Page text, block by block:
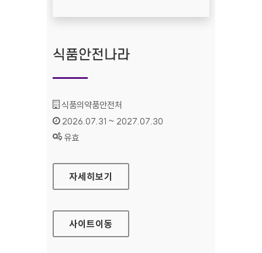
식품안전나라
기관명 :
식품의약품안전처
인증기간 :
2026.07.31 ~ 2027.07.30
상태 :
유효
식품안전나라
자세히보기
사이트이동